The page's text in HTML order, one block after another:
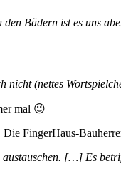
Bädern ist es uns
nicht (nettes
mal 😉
FingerHaus-
austauschen. […] Es